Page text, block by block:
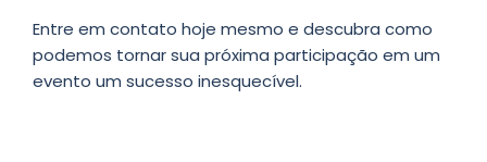
Entre em contato hoje mesmo e descubra como
podemos tornar sua próxima participação em um
evento um sucesso inesquecível.